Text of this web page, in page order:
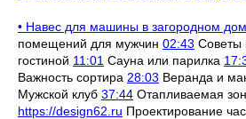
• Навес для машины в загородном
помещений для мужчин 02:43 Советы
гостиной 11:01 Сауна или парилка
Важность сортира 28:03 Веранда и
Мужской клуб 37:44 Отапливаемая
https://design62.ru Проектирование